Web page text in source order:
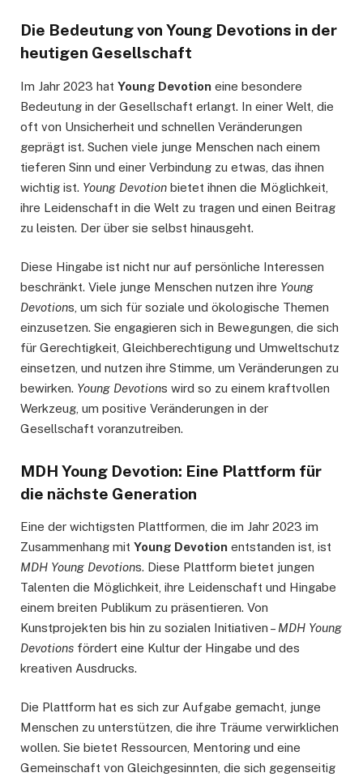
Die Bedeutung von Young Devotions in der
heutigen Gesellschaft
Im Jahr 2023 hat Young Devotion eine besondere
Bedeutung in der Gesellschaft erlangt. In einer Welt, die
oft von Unsicherheit und schnellen Veränderungen
geprägt ist. Suchen viele junge Menschen nach einem
tieferen Sinn und einer Verbindung zu etwas, das ihnen
wichtig ist. Young Devotion bietet ihnen die Möglichkeit,
ihre Leidenschaft in die Welt zu tragen und einen Beitrag
zu leisten. Der über sie selbst hinausgeht.
Diese Hingabe ist nicht nur auf persönliche Interessen
beschränkt. Viele junge Menschen nutzen ihre Young
Devotions, um sich für soziale und ökologische Themen
einzusetzen. Sie engagieren sich in Bewegungen, die sich
für Gerechtigkeit, Gleichberechtigung und Umweltschutz
einsetzen, und nutzen ihre Stimme, um Veränderungen zu
bewirken. Young Devotions wird so zu einem kraftvollen
Werkzeug, um positive Veränderungen in der
Gesellschaft voranzutreiben.
MDH Young Devotion: Eine Plattform für
die nächste Generation
Eine der wichtigsten Plattformen, die im Jahr 2023 im
Zusammenhang mit Young Devotion entstanden ist, ist
MDH Young Devotions. Diese Plattform bietet jungen
Talenten die Möglichkeit, ihre Leidenschaft und Hingabe
einem breiten Publikum zu präsentieren. Von
Kunstprojekten bis hin zu sozialen Initiativen – MDH Young
Devotions fördert eine Kultur der Hingabe und des
kreativen Ausdrucks.
Die Plattform hat es sich zur Aufgabe gemacht, junge
Menschen zu unterstützen, die ihre Träume verwirklichen
wollen. Sie bietet Ressourcen, Mentoring und eine
Gemeinschaft von Gleichgesinnten, die sich gegenseitig